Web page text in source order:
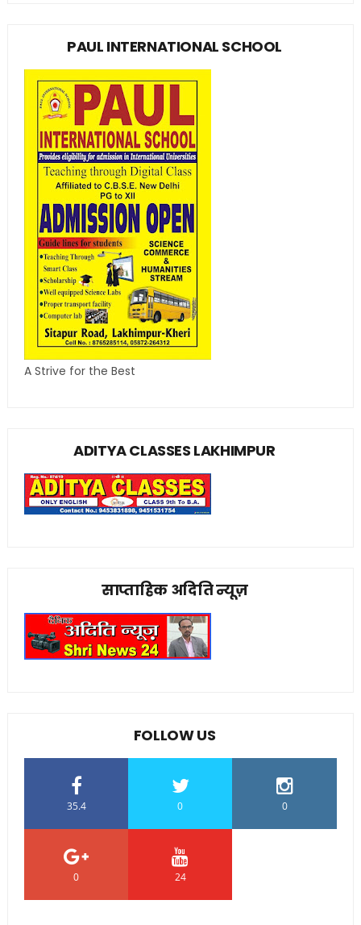
PAUL INTERNATIONAL SCHOOL
A Strive for the Best
ADITYA CLASSES LAKHIMPUR
साप्ताहिक अदिति न्यूज़
FOLLOW US
35.4 0 0
0 24